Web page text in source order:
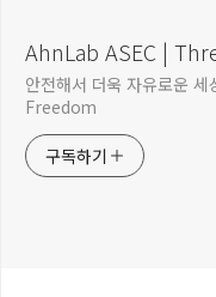
AhnLab ASEC |
안전해서 더욱 자유로운
Freedom
구독하기